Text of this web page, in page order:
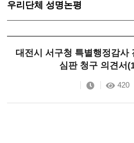
우리단체 성명논평
대전시 서구청 특별행정감사
심판 청구 의견서
420